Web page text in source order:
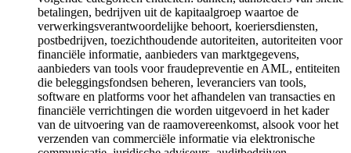
betalingen, bedrijven uit de kapitaalgroep waartoe de
verwerkingsverantwoordelijke behoort, koeriersdiensten,
postbedrijven, toezichthoudende autoriteiten, autoriteiten voor
financiële informatie, aanbieders van marktgegevens,
aanbieders van tools voor fraudepreventie en AML, entiteiten
die beleggingsfondsen beheren, leveranciers van tools,
software en platforms voor het afhandelen van transacties en
financiële verrichtingen die worden uitgevoerd in het kader
van de uitvoering van de raamovereenkomst, alsook voor het
verzenden van commerciële informatie via elektronische